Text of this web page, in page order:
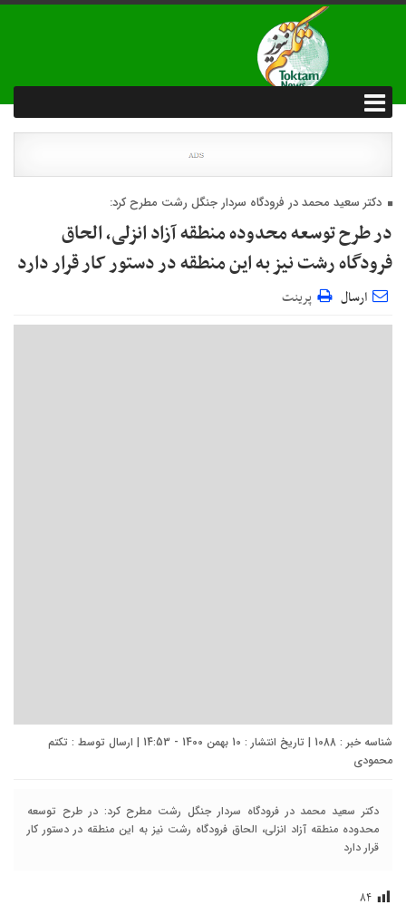
دکتر سعید محمد در فرودگاه سردار جنگل رشت مطرح کرد:
در طرح توسعه محدوده منطقه آزاد انزلی، الحاق
فرودگاه رشت نیز به این منطقه در دستور کار قرار دارد
ارسال پرینت
شناسه خبر : 1088 | تاریخ انتشار : 10 بهمن 1400 - 14:53 | ارسال توسط :
تکتم
محمودی
دکتر سعید محمد در فرودگاه سردار جنگل رشت مطرح کرد: در طرح توسعه
محدوده منطقه آزاد انزلی، الحاق فرودگاه رشت نیز به این منطقه در دستور کار
قرار دارد
۸۴